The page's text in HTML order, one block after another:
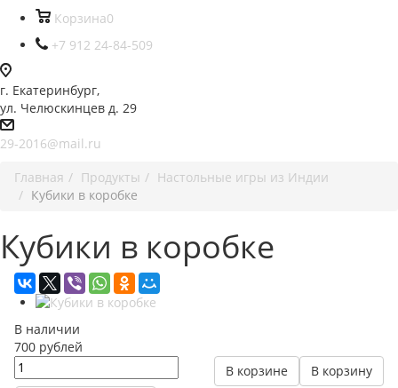
Корзина0
+7 912 24-84-509
г. Екатеринбург,
ул. Челюскинцев д. 29
29-2016@mail.ru
Главная
Продукты
Настольные игры из Индии
Кубики в коробке
Кубики в коробке
В наличии
700 рублей
В корзину
В корзине